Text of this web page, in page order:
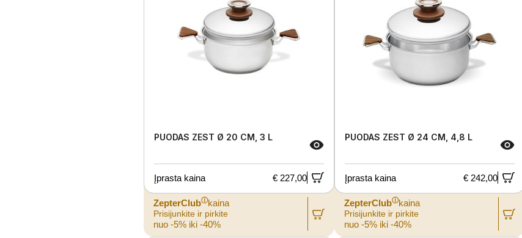
PUODAS ZEST Ø 20 CM, 3 L
Įprasta kaina € 227,00
ZepterClubⓘkaina
Prisijunkite ir pirkite
nuo -5% iki -40%
PUODAS ZEST Ø 24 CM, 4,8 L
Įprasta kaina € 242,00
ZepterClubⓘkaina
Prisijunkite ir pirkite
nuo -5% iki -40%